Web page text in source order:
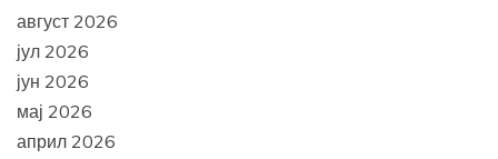
август 2026
јул 2026
јун 2026
мај 2026
април 2026